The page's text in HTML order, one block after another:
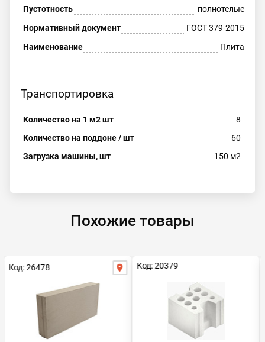
Пустотность
полнотелые
Нормативный документ
ГОСТ 379-2015
Наименование
Плита
Транспортировка
Количество на 1 м2 шт
8
Количество на поддоне / шт
60
Загрузка машины, шт
150 м2
Похожие товары
Код: 26478 Код: 20379